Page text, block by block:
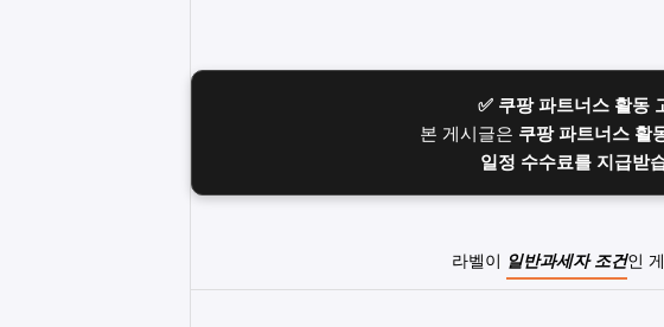
✅ 쿠팡 파트너스 활동
본 게시글은 쿠팡 파트너스 활
일정 수수료를 지급받
라벨이 일반과세자 조건인